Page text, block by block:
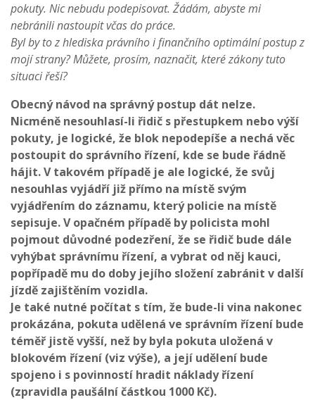
pokuty. Nic nebudu podepisovat. Žádám, abyste mi
nebránili nastoupit včas do práce.
Byl by to z hlediska právního i finančního optimální postup z
mojí strany? Můžete, prosím, naznačit, které zákony tuto
situaci řeší?
Obecný návod na správný postup dát nelze.
Nicméně nesouhlasí-li řidič s přestupkem nebo výší
pokuty, je logické, že blok nepodepíše a nechá věc
postoupit do správního řízení, kde se bude řádně
hájit. V takovém případě je ale logické, že svůj
nesouhlas vyjádří již přímo na místě svým
vyjádřením do záznamu, který policie na místě
sepisuje. V opačném případě by policista mohl
pojmout důvodné podezření, že se řidič bude dále
vyhýbat správnímu řízení, a vybrat od něj kauci,
popřípadě mu do doby jejího složení zabránit v další
jízdě zajištěním vozidla.
Je také nutné počítat s tím, že bude-li vina nakonec
prokázána, pokuta udělená ve správním řízení bude
téměř jistě vyšší, než by byla pokuta uložená v
blokovém řízení (viz výše), a její udělení bude
spojeno i s povinností hradit náklady řízení
(zpravidla paušální částkou 1000 Kč).